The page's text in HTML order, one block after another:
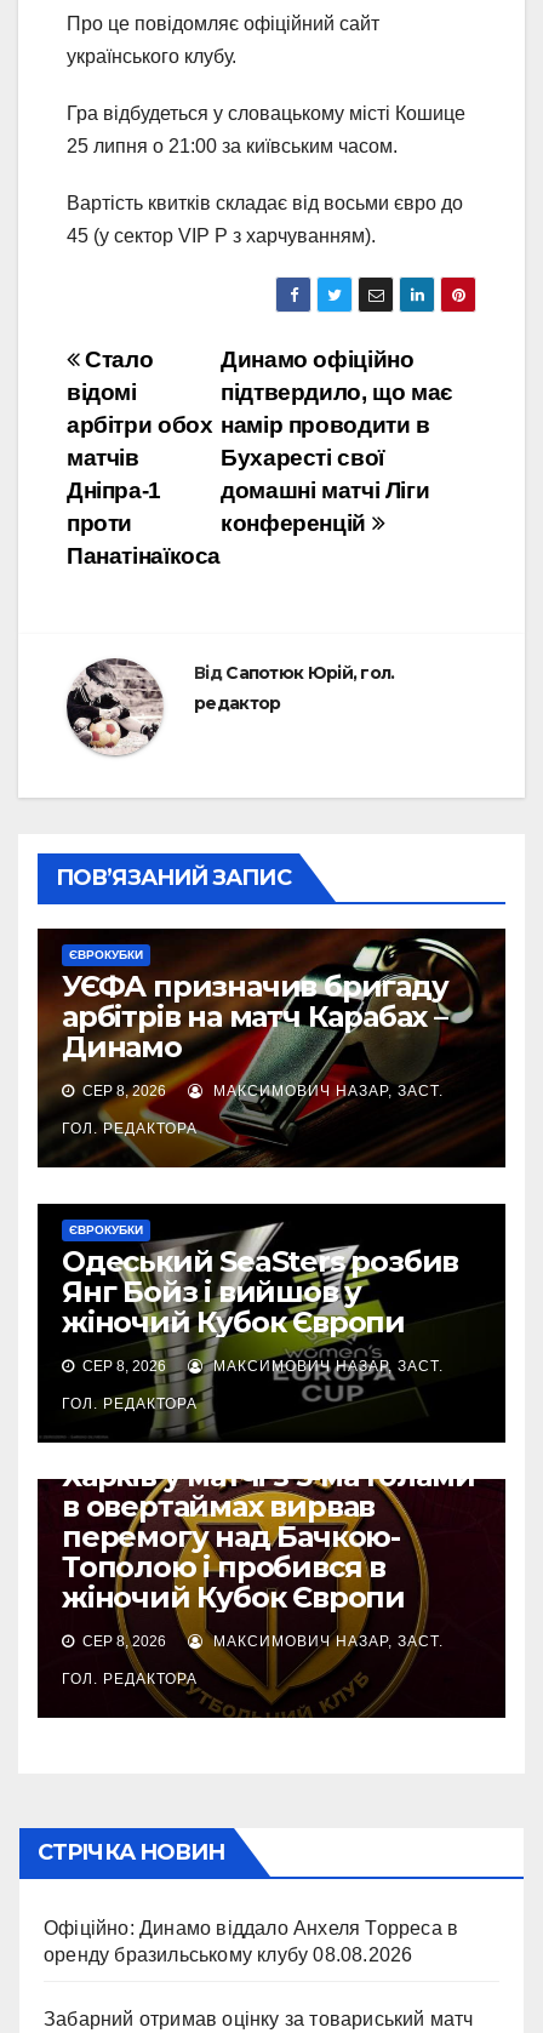
Про це повідомляє офіційний сайт
українського клубу.
Гра відбудеться у словацькому місті Кошице
25 липня о 21:00 за київським часом.
Вартість квитків складає від восьми євро до
45 (у сектор VIP P з харчуванням).
Навігація
записів
Динамо офіційно
підтвердило, що має
намір проводити в
Бухаресті свої
домашні матчі Ліги
конференцій
Стало
відомі
арбітри обох
матчів
Дніпра-1
проти
Панатінаїкоса
ВідСапотюк Юрій, гол.
редактор
ПОВ’ЯЗАНИЙ ЗАПИС
ЄВРОКУБКИ
УЄФА призначив бригаду
арбітрів на матч Карабах –
Динамо
СЕР 8, 2026 МАКСИМОВИЧ НАЗАР, ЗАСТ.
ГОЛ. РЕДАКТОРА
ЄВРОКУБКИ
Одеський SeaSters розбив
Янг Бойз і вийшов у
жіночий Кубок Європи
СЕР 8, 2026 МАКСИМОВИЧ НАЗАР, ЗАСТ.
ГОЛ. РЕДАКТОРА
ЄВРОКУБКИ
Харків у матчі з 5-ма голами
в овертаймах вирвав
перемогу над Бачкою-
Тополою і пробився в
жіночий Кубок Європи
СЕР 8, 2026 МАКСИМОВИЧ НАЗАР, ЗАСТ.
ГОЛ. РЕДАКТОРА
СТРІЧКА НОВИН
Офіційно: Динамо віддало Анхеля Торреса в
оренду бразильському клубу 08.08.2026
Забарний отримав оцінку за товариський матч